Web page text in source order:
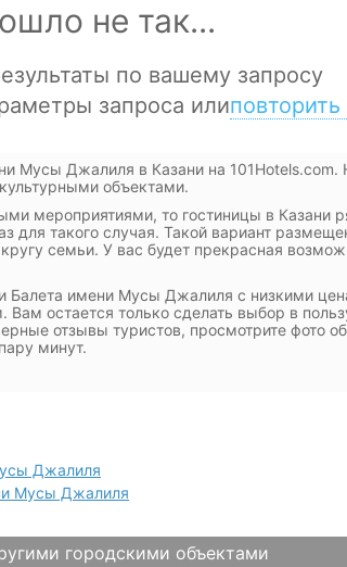
Мусы Джалиля в Казани на 101Hotels.com.
объектами.
мероприятиями, то гостиницы в Казани
такого случая. Такой вариант
семьи. У вас будет прекрасная
Балета имени Мусы Джалиля с низкими
остается только сделать выбор в
отзывы туристов, просмотрите фото
минут.
Джалиля
Мусы Джалиля
городскими объектами